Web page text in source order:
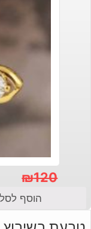
₪120
המקורי
הנוכחי
הוסף לסל